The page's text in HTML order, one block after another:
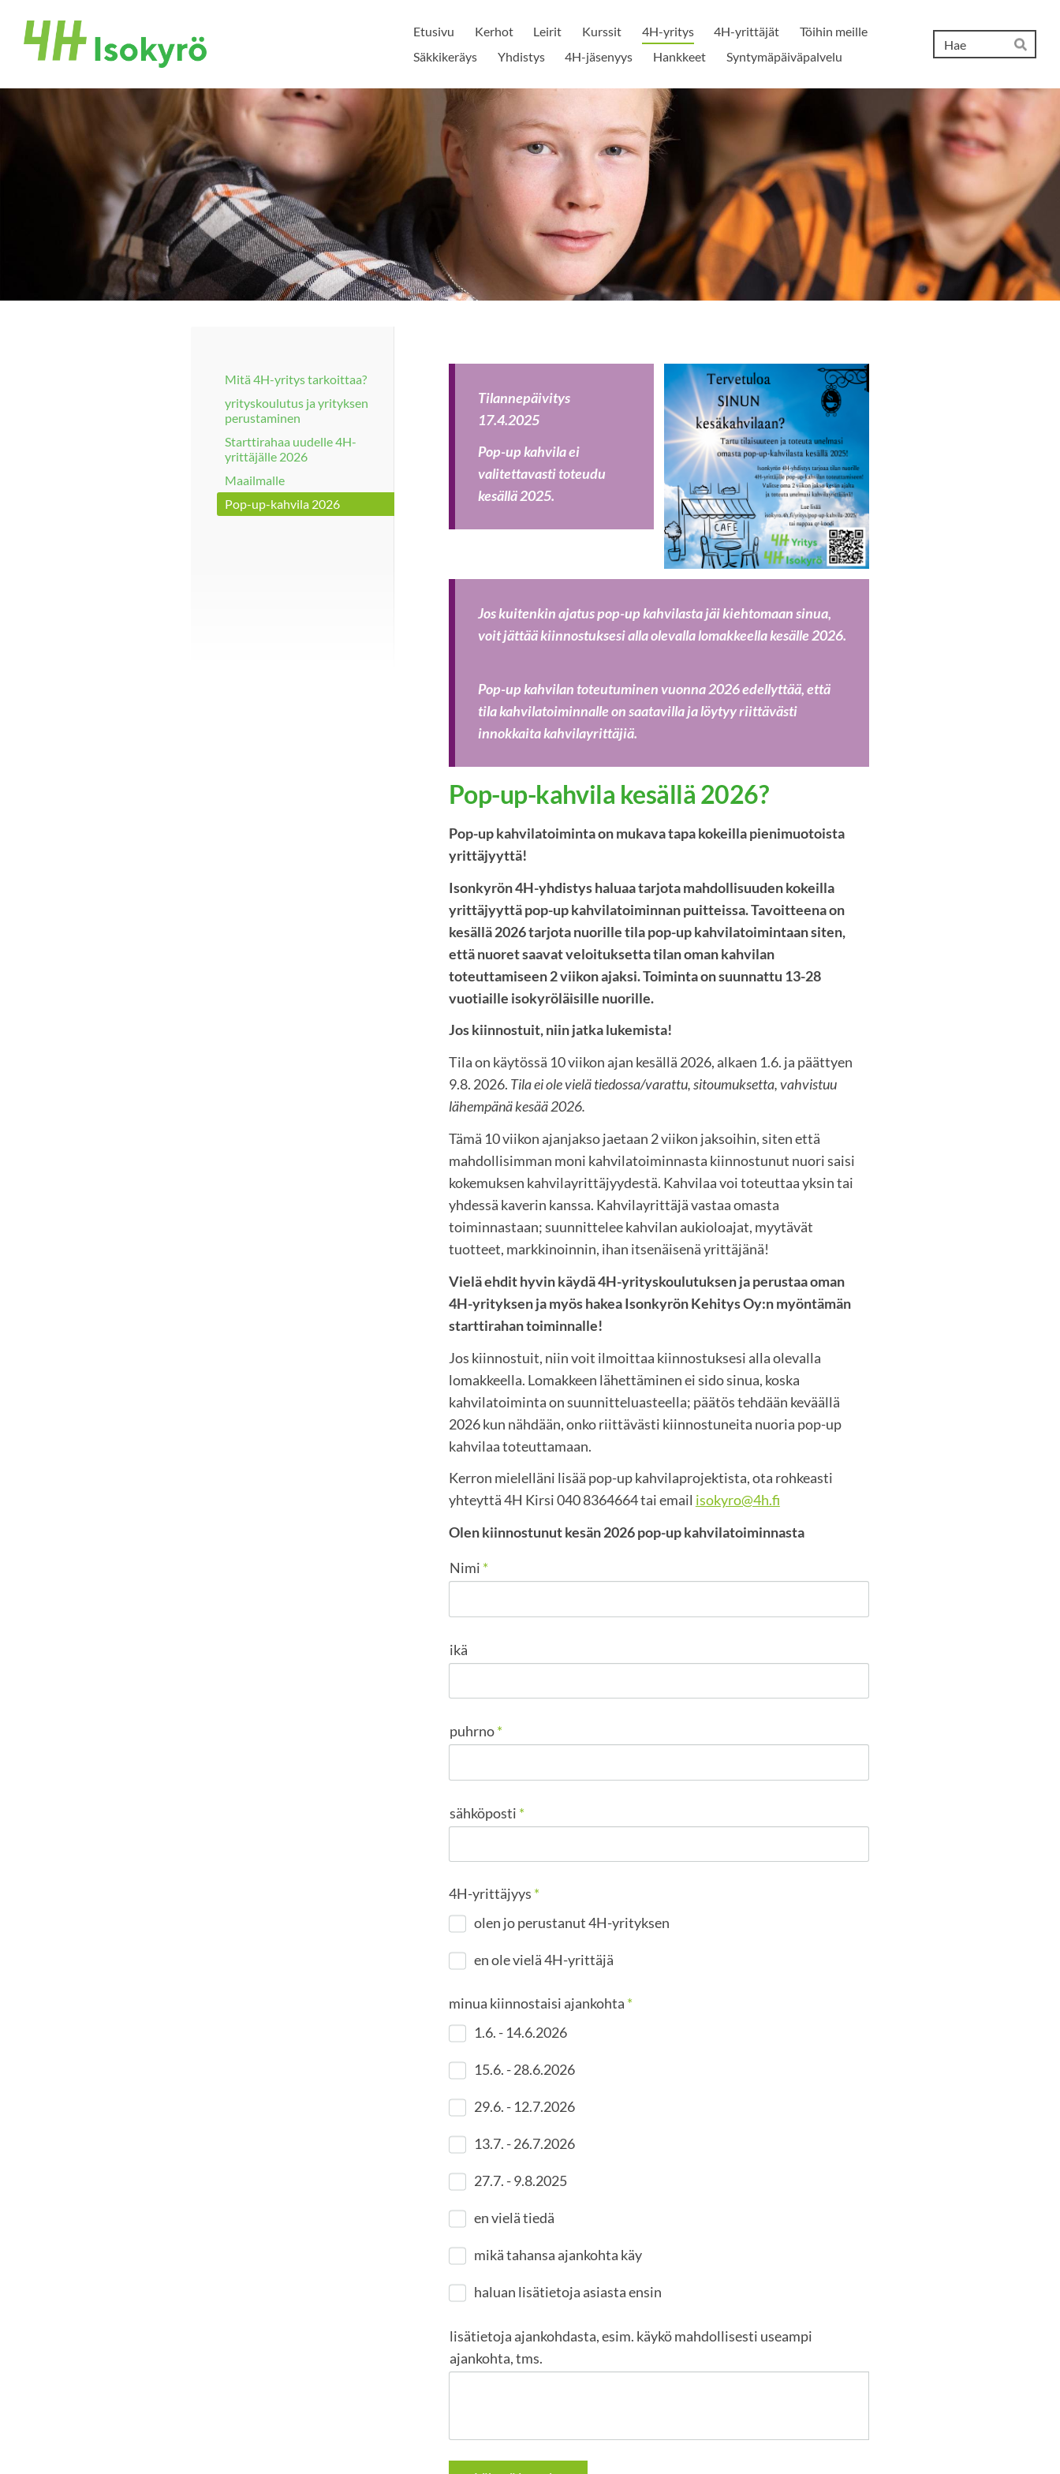
Siirry
sivun
sisältöön
Isonkyrön 4H-yhdistys ry
Etusivu Kerhot Leirit Kurssit 4H-yritys 4H-yrittäjät
Töihin meille
Säkkikeräys
Yhdistys 4H-jäsenyys Hankkeet Syntymäpäiväpalvelu Hae
Mitä 4H-yritys tarkoittaa?
yrityskoulutus ja yrityksen
perustaminen
Starttirahaa uudelle 4H-
yrittäjälle 2026
Maailmalle
Pop-up-kahvila 2026
Tilannepäivitys
17.4.2025
Pop-up kahvila ei
valitettavasti toteudu
kesällä 2025.
Jos kuitenkin ajatus pop-up kahvilasta jäi kiehtomaan sinua,
voit jättää kiinnostuksesi alla olevalla lomakkeella kesälle 2026.
Pop-up kahvilan toteutuminen vuonna 2026 edellyttää, että
tila kahvilatoiminnalle on saatavilla ja löytyy riittävästi
innokkaita kahvilayrittäjiä.
Pop-up-kahvila kesällä 2026?
Pop-up kahvilatoiminta on mukava tapa kokeilla pienimuotoista
yrittäjyyttä!
Isonkyrön 4H-yhdistys haluaa tarjota mahdollisuuden kokeilla
yrittäjyyttä pop-up kahvilatoiminnan puitteissa. Tavoitteena on
kesällä 2026 tarjota nuorille tila pop-up kahvilatoimintaan siten,
että nuoret saavat veloituksetta tilan oman kahvilan
toteuttamiseen 2 viikon ajaksi. Toiminta on suunnattu 13-28
vuotiaille isokyröläisille nuorille.
Jos kiinnostuit, niin jatka lukemista!
Tila on käytössä 10 viikon ajan kesällä 2026, alkaen 1.6. ja päättyen
9.8. 2026. Tila ei ole vielä tiedossa/varattu, sitoumuksetta, vahvistuu
lähempänä kesää 2026.
Tämä 10 viikon ajanjakso jaetaan 2 viikon jaksoihin, siten että
mahdollisimman moni kahvilatoiminnasta kiinnostunut nuori saisi
kokemuksen kahvilayrittäjyydestä. Kahvilaa voi toteuttaa yksin tai
yhdessä kaverin kanssa. Kahvilayrittäjä vastaa omasta
toiminnastaan; suunnittelee kahvilan aukioloajat, myytävät
tuotteet, markkinoinnin, ihan itsenäisenä yrittäjänä!
Vielä ehdit hyvin käydä 4H-yrityskoulutuksen ja perustaa oman
4H-yrityksen ja myös hakea Isonkyrön Kehitys Oy:n myöntämän
starttirahan toiminnalle!
Jos kiinnostuit, niin voit ilmoittaa kiinnostuksesi alla olevalla
lomakkeella. Lomakkeen lähettäminen ei sido sinua, koska
kahvilatoiminta on suunnitteluasteella; päätös tehdään keväällä
2026 kun nähdään, onko riittävästi kiinnostuneita nuoria pop-up
kahvilaa toteuttamaan.
Kerron mielelläni lisää pop-up kahvilaprojektista, ota rohkeasti
yhteyttä 4H Kirsi 040 8364664 tai email isokyro@4h.fi
Olen kiinnostunut kesän 2026 pop-up kahvilatoiminnasta
Nimi *
ikä
puhrno*
sähköposti *
4H-yrittäjyys *
olen jo perustanut 4H-yrityksen
en ole vielä 4H-yrittäjä
minua kiinnostaisi ajankohta *
1.6. - 14.6.2026
15.6. - 28.6.2026
29.6. - 12.7.2026
13.7. - 26.7.2026
27.7. - 9.8.2025
en vielä tiedä
mikä tahansa ajankohta käy
haluan lisätietoja asiasta ensin
lisätietoja ajankohdasta, esim. käykö mahdollisesti useampi
ajankohta, tms.